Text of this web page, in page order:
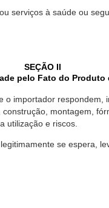
serviços à saúde ou
SEÇÃO II
pelo Fato do Produto
importador
montagem,
utilização e riscos.
se espera,